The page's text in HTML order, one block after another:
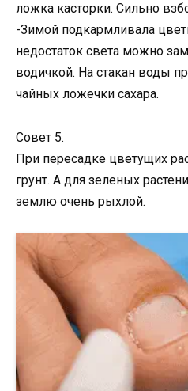
ложка касторки. Сильно
-Зимой подкармливала
недостаток света можно
водичкой. На стакан воды
чайных ложечки сахара.
Совет 5.
При пересадке цветущих
грунт. А для зеленых
землю очень рыхлой.